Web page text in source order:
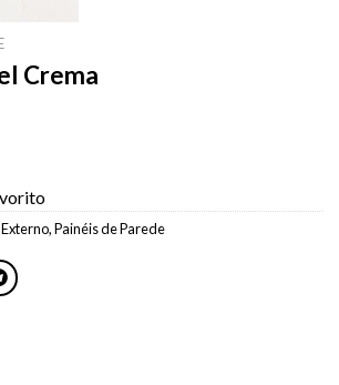
Crema
Externo,Painéis de Parede